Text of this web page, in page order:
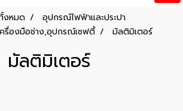
งหมด
อุปกรณ์ไฟฟ้าและประปา
รื่องมือช่าง,อุปกรณ์เซฟตี้
มัลติมิเตอร์
มัลติมิเตอร์